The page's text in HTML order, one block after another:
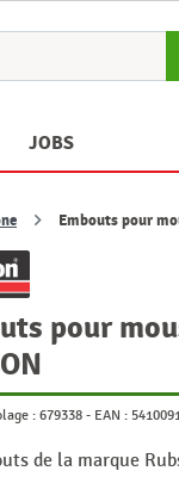
JOBS
Embouts pour
pour
: 679338 - EAN :
de la marque